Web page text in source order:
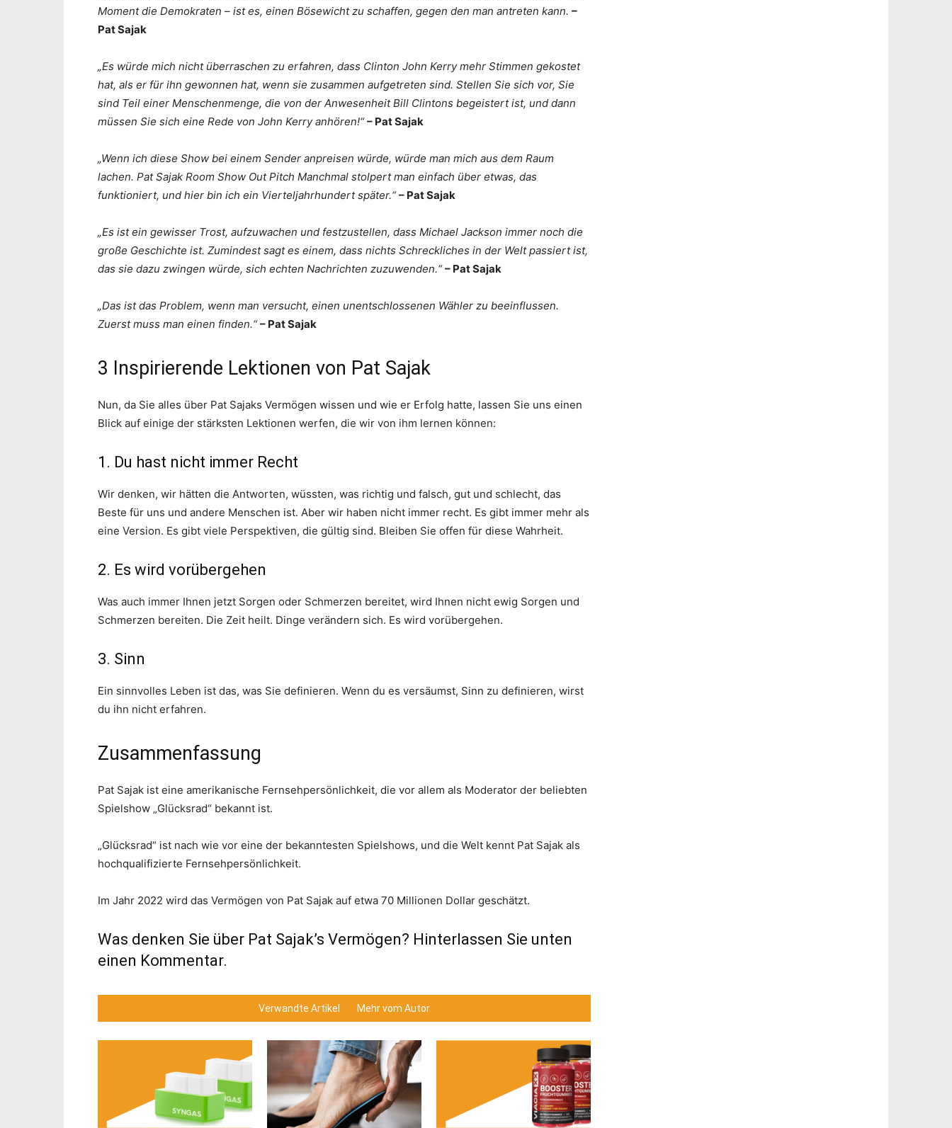
Moment die Demokraten – ist es, einen Bösewicht zu schaffen, gegen den man antreten kann. –
Pat Sajak
„Es würde mich nicht überraschen zu erfahren, dass Clinton John Kerry mehr Stimmen gekostet
hat, als er für ihn gewonnen hat, wenn sie zusammen aufgetreten sind. Stellen Sie sich vor, Sie
sind Teil einer Menschenmenge, die von der Anwesenheit Bill Clintons begeistert ist, und dann
müssen Sie sich eine Rede von John Kerry anhören!“– Pat Sajak
„Wenn ich diese Show bei einem Sender anpreisen würde, würde man mich aus dem Raum
lachen. Pat Sajak Room Show Out Pitch Manchmal stolpert man einfach über etwas, das
funktioniert, und hier bin ich ein Vierteljahrhundert später.“– Pat Sajak
„Es ist ein gewisser Trost, aufzuwachen und festzustellen, dass Michael Jackson immer noch die
große Geschichte ist. Zumindest sagt es einem, dass nichts Schreckliches in der Welt passiert ist,
das sie dazu zwingen würde, sich echten Nachrichten zuzuwenden.“ – Pat Sajak
„Das ist das Problem, wenn man versucht, einen unentschlossenen Wähler zu beeinflussen.
Zuerst muss man einen finden.“ – Pat Sajak
3 Inspirierende Lektionen von Pat Sajak
Nun, da Sie alles über Pat Sajaks Vermögen wissen und wie er Erfolg hatte, lassen Sie uns einen
Blick auf einige der stärksten Lektionen werfen, die wir von ihm lernen können:
1. Du hast nicht immer Recht
Wir denken, wir hätten die Antworten, wüssten, was richtig und falsch, gut und schlecht, das
Beste für uns und andere Menschen ist. Aber wir haben nicht immer recht. Es gibt immer mehr als
eine Version. Es gibt viele Perspektiven, die gültig sind. Bleiben Sie offen für diese Wahrheit.
2. Es wird vorübergehen
Was auch immer Ihnen jetzt Sorgen oder Schmerzen bereitet, wird Ihnen nicht ewig Sorgen und
Schmerzen bereiten. Die Zeit heilt. Dinge verändern sich. Es wird vorübergehen.
3. Sinn
Ein sinnvolles Leben ist das, was Sie definieren. Wenn du es versäumst, Sinn zu definieren, wirst
du ihn nicht erfahren.
Zusammenfassung
Pat Sajak ist eine amerikanische Fernsehpersönlichkeit, die vor allem als Moderator der beliebten
Spielshow „Glücksrad“ bekannt ist.
„Glücksrad“ ist nach wie vor eine der bekanntesten Spielshows, und die Welt kennt Pat Sajak als
hochqualifizierte Fernsehpersönlichkeit.
Im Jahr 2022 wird das Vermögen von Pat Sajak auf etwa 70 Millionen Dollar geschätzt.
Was denken Sie über Pat Sajak’s Vermögen? Hinterlassen Sie unten
einen Kommentar.
Verwandte Artikel Mehr vom Autor